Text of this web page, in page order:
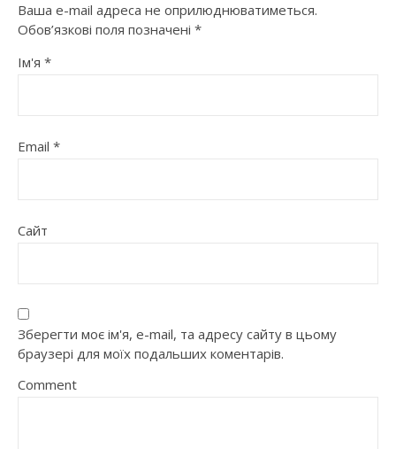
Ваша e-mail адреса не оприлюднюватиметься.
Обов’язкові поля позначені *
Ім'я *
Email *
Сайт
Зберегти моє ім'я, e-mail, та адресу сайту в цьому
браузері для моїх подальших коментарів.
Comment